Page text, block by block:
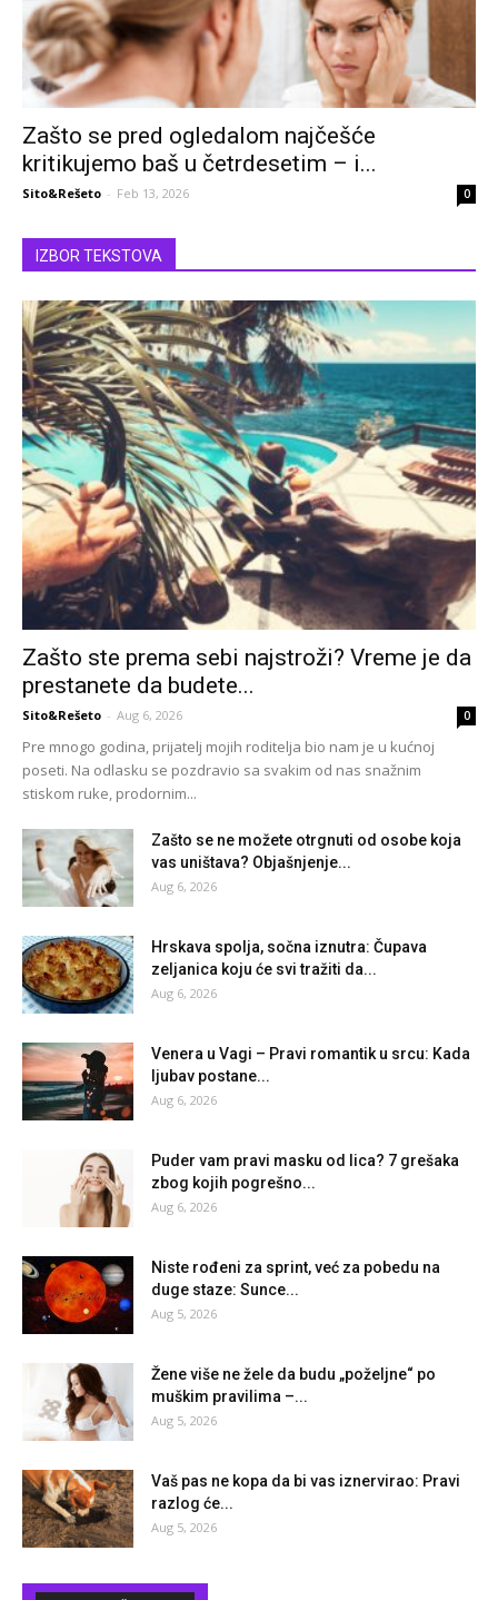
Zašto se pred ogledalom najčešće
kritikujemo baš u četrdesetim – i...
Sito&Rešeto - Feb 13, 2026 0
IZBOR TEKSTOVA
Zašto ste prema sebi najstroži? Vreme je da
prestanete da budete...
Sito&Rešeto - Aug 6, 2026 0
Pre mnogo godina, prijatelj mojih roditelja bio nam je u kućnoj
poseti. Na odlasku se pozdravio sa svakim od nas snažnim
stiskom ruke, prodornim...
Zašto se ne možete otrgnuti od osobe koja
vas uništava? Objašnjenje...
Aug 6, 2026
Hrskava spolja, sočna iznutra: Čupava
zeljanica koju će svi tražiti da...
Aug 6, 2026
Venera u Vagi – Pravi romantik u srcu: Kada
ljubav postane...
Aug 6, 2026
Puder vam pravi masku od lica? 7 grešaka
zbog kojih pogrešno...
Aug 6, 2026
Niste rođeni za sprint, već za pobedu na
duge staze: Sunce...
Aug 5, 2026
Žene više ne žele da budu „poželjne“ po
muškim pravilima –...
Aug 5, 2026
Vaš pas ne kopa da bi vas iznervirao: Pravi
razlog će...
Aug 5, 2026